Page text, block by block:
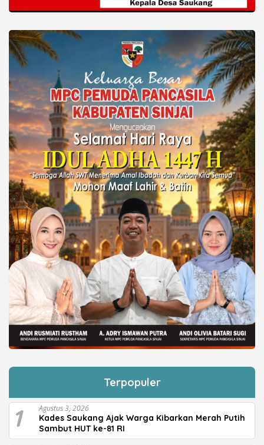
Terpopuler
1 Agustus 3, 2026
Kades Saukang Ajak Warga Kibarkan Merah Putih
Sambut HUT ke-81 RI